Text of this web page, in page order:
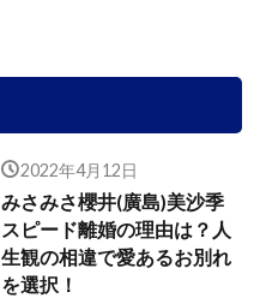
2022年4月12日
みさみさ櫻井(廣島)美沙季
スピード離婚の理由は？人
生観の相違で愛あるお別れ
を選択！